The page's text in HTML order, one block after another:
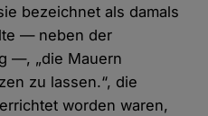
bezeichnet als damals
— neben der
—, „die Mauern
zu lassen.“, die
worden waren,